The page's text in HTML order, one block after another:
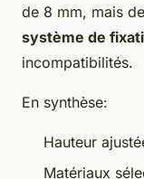
de 8 mm, mais
système de
incompatibilités.
En synthèse:
Hauteur
Matériaux